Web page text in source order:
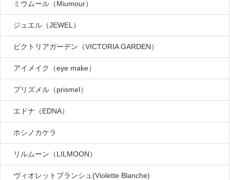
ミウムール（Miumour）
ジュエル（JEWEL）
ビクトリアガーデン（VICTORIA GARDEN）
アイメイク（eye make）
プリズメル（prismel）
エドナ（EDNA）
ホシノカケラ
リルムーン（LILMOON）
ヴィオレットブランシュ(Violette Blanche)